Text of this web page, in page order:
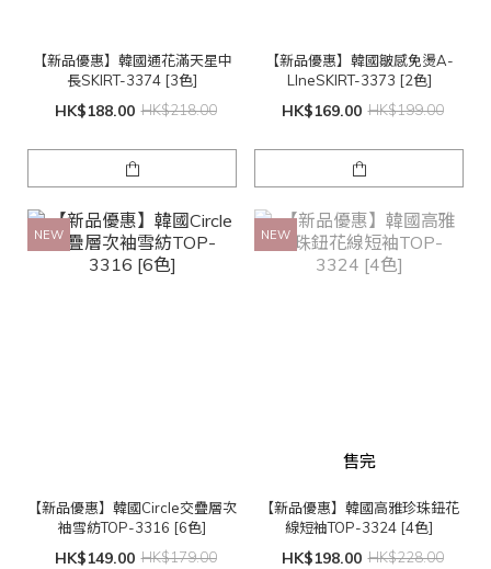
【新品優惠】韓國通花滿天星中
長SKIRT-3374 [3色]
HK$188.00 HK$218.00
【新品優惠】韓國皺感免燙A-
LIneSKIRT-3373 [2色]
HK$169.00 HK$199.00
NEW
【新品優惠】韓國Circle交疊層次
袖雪紡TOP-3316 [6色]
HK$149.00 HK$179.00
NEW
售完
【新品優惠】韓國高雅珍珠鈕花
線短袖TOP-3324 [4色]
HK$198.00 HK$228.00